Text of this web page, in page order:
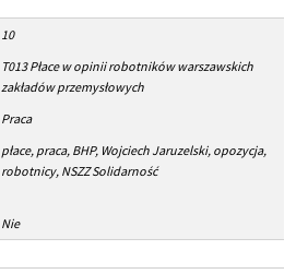
10
T013 Płace w opinii robotników warszawskich
zakładów przemysłowych
Praca
płace, praca, BHP, Wojciech Jaruzelski, opozycja,
robotnicy, NSZZ Solidarność
Nie